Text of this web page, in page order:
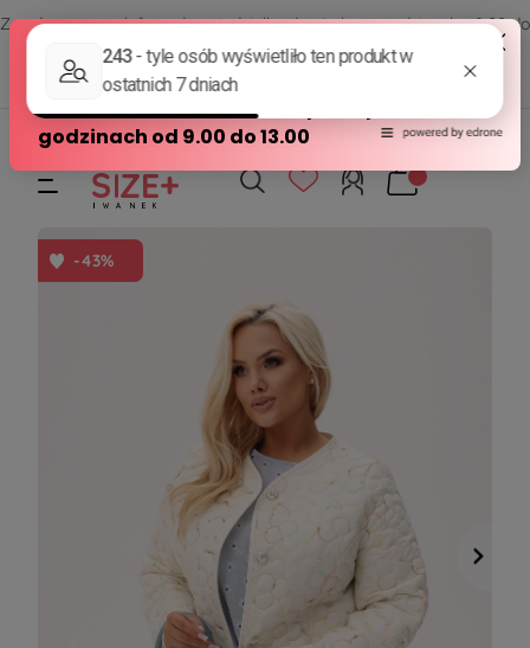
Zamów przez telefon od poniedziałku do piątku w godzinach - 8:00 do
15:00
570 390 351
sklep@modasizeplus.pl
-43%